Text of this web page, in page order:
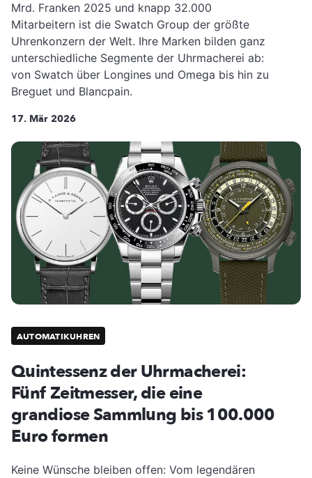
Mrd. Franken 2025 und knapp 32.000
Mitarbeitern ist die Swatch Group der größte
Uhrenkonzern der Welt. Ihre Marken bilden ganz
unterschiedliche Segmente der Uhrmacherei ab:
von Swatch über Longines und Omega bis hin zu
Breguet und Blancpain.
17. Mär 2026
AUTOMATIKUHREN
Quintessenz der Uhrmacherei:
Fünf Zeitmesser, die eine
grandiose Sammlung bis 100.000
Euro formen
Keine Wünsche bleiben offen: Vom legendären